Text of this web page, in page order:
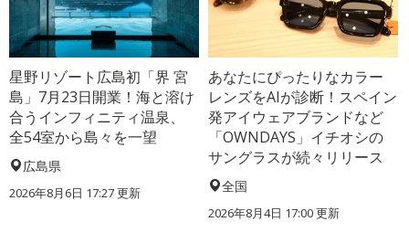
星野リゾート広島初「界 宮
島」7月23日開業！海と溶け
合うインフィニティ温泉、
全54室から島々を一望
広島県
2026年8月6日 17:27更新
あなたにぴったりなカラー
レンズをAIが診断！スペイン
発アイウェアブランドなど
「OWNDAYS」イチオシの
サングラスが続々リリース
全国
2026年8月4日 17:00更新